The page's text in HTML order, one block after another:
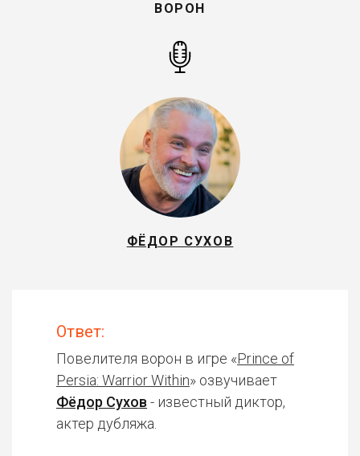
ВОРОН
ФЁДОР СУХОВ
Ответ:
Повелителя ворон в игре «Prince of
Persia: Warrior Within» озвучивает
Фёдор Сухов - известный диктор,
актер дубляжа.